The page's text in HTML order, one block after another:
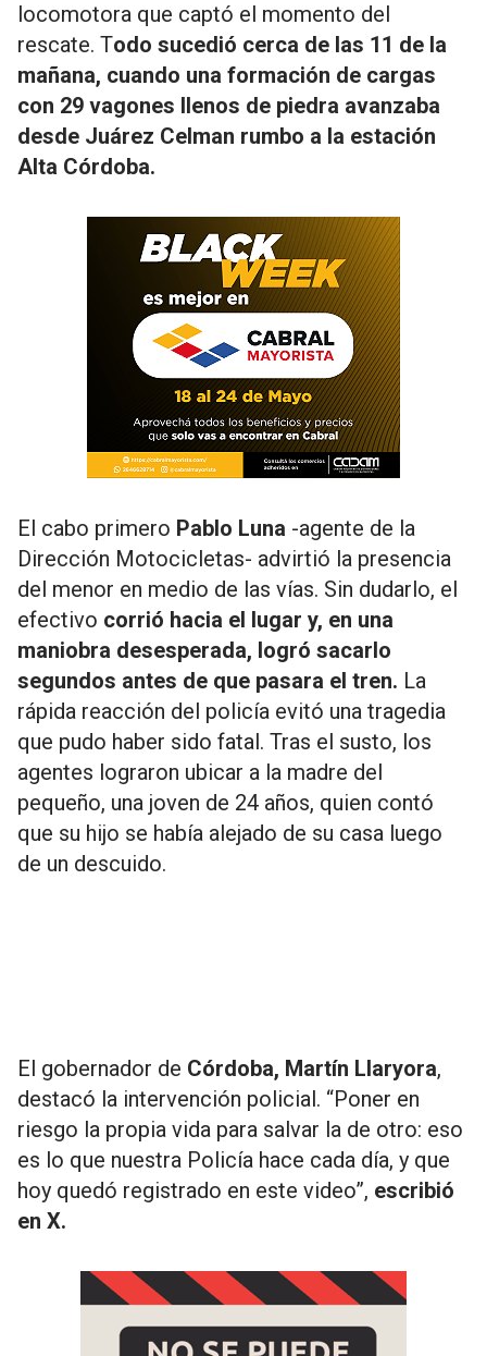
locomotora que captó el momento del
rescate. Todo sucedió cerca de las 11 de la
mañana, cuando una formación de cargas
con 29 vagones llenos de piedra avanzaba
desde Juárez Celman rumbo a la estación
Alta Córdoba.
El cabo primero Pablo Luna -agente de la
Dirección Motocicletas- advirtió la presencia
del menor en medio de las vías. Sin dudarlo, el
efectivo corrió hacia el lugar y, en una
maniobra desesperada, logró sacarlo
segundos antes de que pasara el tren. La
rápida reacción del policía evitó una tragedia
que pudo haber sido fatal. Tras el susto, los
agentes lograron ubicar a la madre del
pequeño, una joven de 24 años, quien contó
que su hijo se había alejado de su casa luego
de un descuido.
El gobernador de Córdoba, Martín Llaryora,
destacó la intervención policial. “Poner en
riesgo la propia vida para salvar la de otro: eso
es lo que nuestra Policía hace cada día, y que
hoy quedó registrado en este video”, escribió
en X.